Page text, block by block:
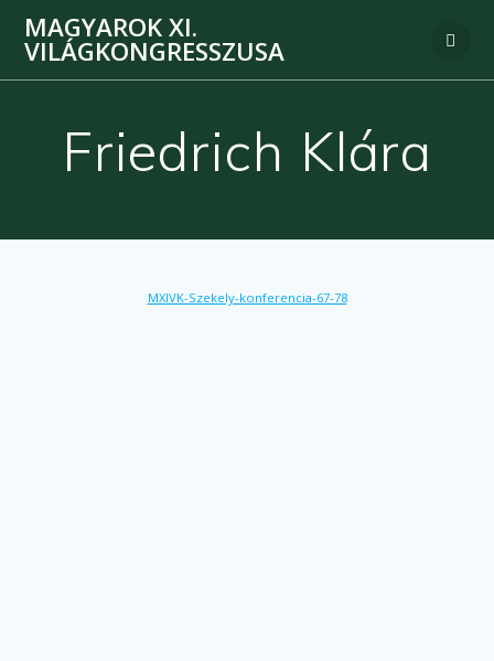
MAGYAROK XI.
VILÁGKONGRESSZUSA
Friedrich Klára
MXIVK-Szekely-konferencia-67-78